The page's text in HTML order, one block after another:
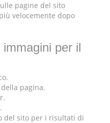
pagine del sito
velocemente dopo
per il
pagina.
del sito per i risultati di